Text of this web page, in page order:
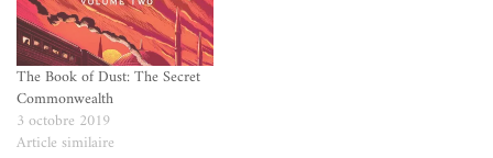
The Book of Dust: The Secret
Commonwealth
3 octobre 2019
Article similaire